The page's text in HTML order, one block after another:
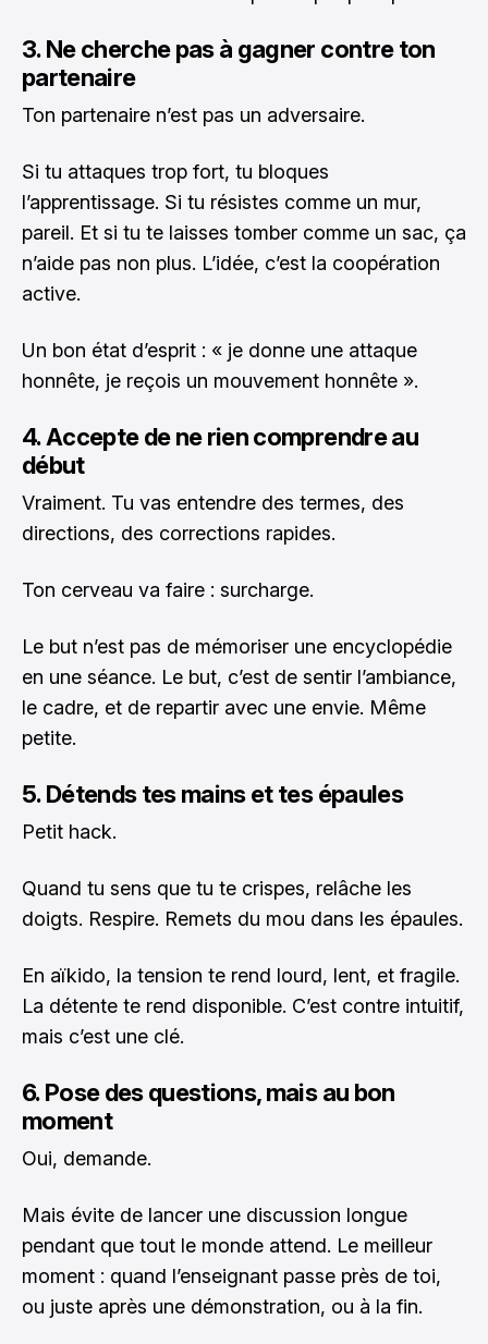
3. Ne cherche pas à gagner contre ton
partenaire
Ton partenaire n’est pas un adversaire.
Si tu attaques trop fort, tu bloques
l’apprentissage. Si tu résistes comme un mur,
pareil. Et si tu te laisses tomber comme un sac, ça
n’aide pas non plus. L’idée, c’est la coopération
active.
Un bon état d’esprit : « je donne une attaque
honnête, je reçois un mouvement honnête ».
4. Accepte de ne rien comprendre au
début
Vraiment. Tu vas entendre des termes, des
directions, des corrections rapides.
Ton cerveau va faire : surcharge.
Le but n’est pas de mémoriser une encyclopédie
en une séance. Le but, c’est de sentir l’ambiance,
le cadre, et de repartir avec une envie. Même
petite.
5. Détends tes mains et tes épaules
Petit hack.
Quand tu sens que tu te crispes, relâche les
doigts. Respire. Remets du mou dans les épaules.
En aïkido, la tension te rend lourd, lent, et fragile.
La détente te rend disponible. C’est contre intuitif,
mais c’est une clé.
6. Pose des questions, mais au bon
moment
Oui, demande.
Mais évite de lancer une discussion longue
pendant que tout le monde attend. Le meilleur
moment : quand l’enseignant passe près de toi,
ou juste après une démonstration, ou à la fin.